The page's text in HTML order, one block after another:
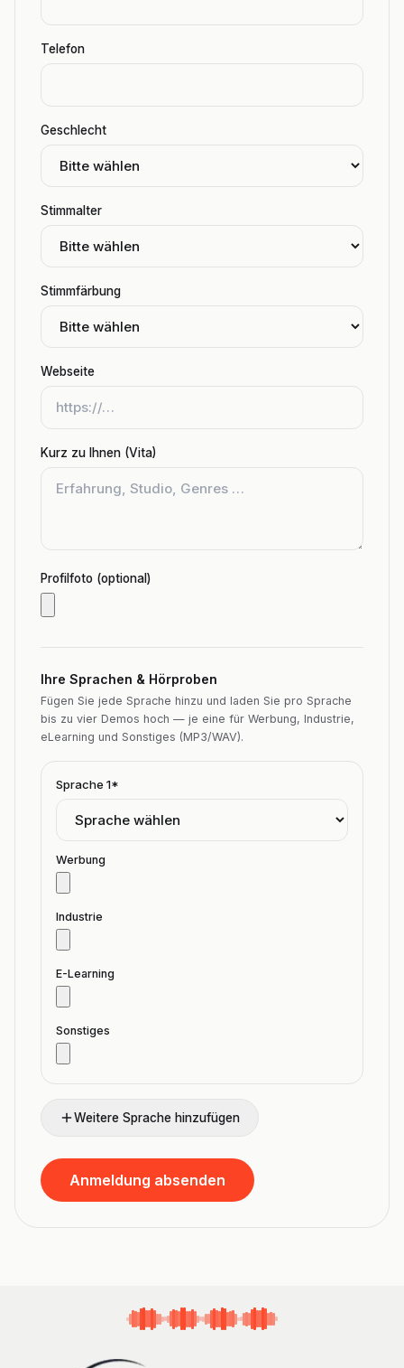
Telefon
Geschlecht
Stimmalter
Stimmfärbung
Webseite
Kurz zu Ihnen (Vita)
Profilfoto (optional)
Ihre Sprachen & Hörproben
Fügen Sie jede Sprache hinzu und laden Sie pro Sprache
bis zu vier Demos hoch — je eine für Werbung, Industrie,
eLearning und Sonstiges (MP3/WAV).
Sprache 1*
Werbung
Industrie
E-Learning
Sonstiges
Weitere Sprache hinzufügen
Anmeldung absenden